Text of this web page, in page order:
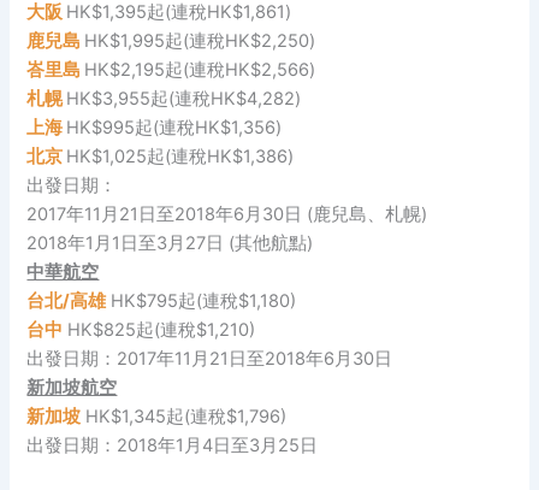
大阪 HK$1,395起(連稅HK$1,861)
鹿兒島 HK$1,995起(連稅HK$2,250)
峇里島 HK$2,195起(連稅HK$2,566)
札幌HK$3,955起(連稅HK$4,282)
上海 HK$995起(連稅HK$1,356)
北京 HK$1,025起(連稅HK$1,386)
出發日期：
2017年11月21日至2018年6月30日 (鹿兒島、札幌)
2018年1月1日至3月27日 (其他航點)
中華航空
台北/高雄HK$795起(連稅$1,180)
台中 HK$825起(連稅$1,210)
出發日期：2017年11月21日至2018年6月30日
新加坡航空
新加坡 HK$1,345起(連稅$1,796)
出發日期：2018年1月4日至3月25日